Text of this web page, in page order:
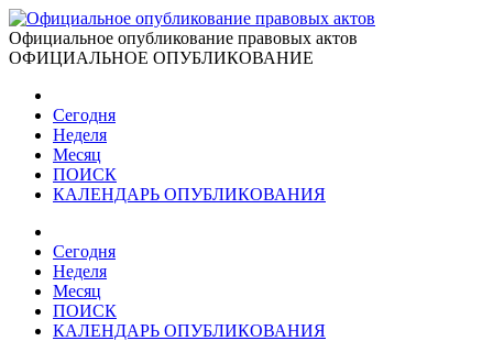
Официальное опубликование правовых актов
ОФИЦИАЛЬНОЕ ОПУБЛИКОВАНИЕ
Сегодня
Неделя
Месяц
ПОИСК
КАЛЕНДАРЬ ОПУБЛИКОВАНИЯ
Сегодня
Неделя
Месяц
ПОИСК
КАЛЕНДАРЬ ОПУБЛИКОВАНИЯ